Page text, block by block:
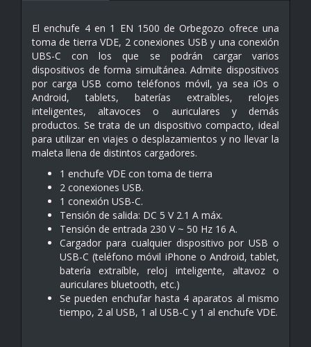
El enchufe 4 en 1 EN 1500 de Orbegozo ofrece una
toma de tierra VDE, 2 conexiones USB y una conexión
UBS-C con los que se podrán cargar varios
dispositivos de forma simultánea.Admite dispositivos
por carga USB como teléfonos móvil, ya sea iOs o
Android, tablets, baterías extraíbles, relojes
inteligentes, altavoces o auriculares y demás
productos. Se trata de un dispositivo compacto, ideal
para utilizar en viajes o desplazamientos y no llevar la
maleta llena de distintos cargadores.
1 enchufe VDE con toma de tierra
2 conexiones USB.
1 conexión USB-C.
Tensión de salida: DC 5 V 2.1 A máx.
Tensión de entrada 230 V ~ 50 Hz 16 A.
Cargador para cualquier dispositivo por USB o
USB-C (teléfono móvil iPhone o Android, tablet,
batería extraíble, reloj inteligente, altavoz o
auriculares bluetooth, etc.)
Se pueden enchufar hasta 4 aparatos al mismo
tiempo, 2 al USB, 1 al USB-C y 1 al enchufe VDE.